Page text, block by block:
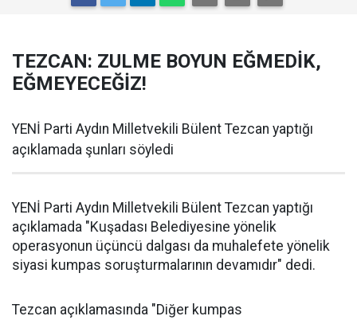
TEZCAN: ZULME BOYUN EĞMEDİK,
EĞMEYECEĞİZ!
YENİ Parti Aydın Milletvekili Bülent Tezcan yaptığı
açıklamada şunları söyledi
YENİ Parti Aydın Milletvekili Bülent Tezcan yaptığı
açıklamada "Kuşadası Belediyesine yönelik
operasyonun üçüncü dalgası da muhalefete yönelik
siyasi kumpas soruşturmalarının devamıdır" dedi.
Tezcan açıklamasında "Diğer kumpas